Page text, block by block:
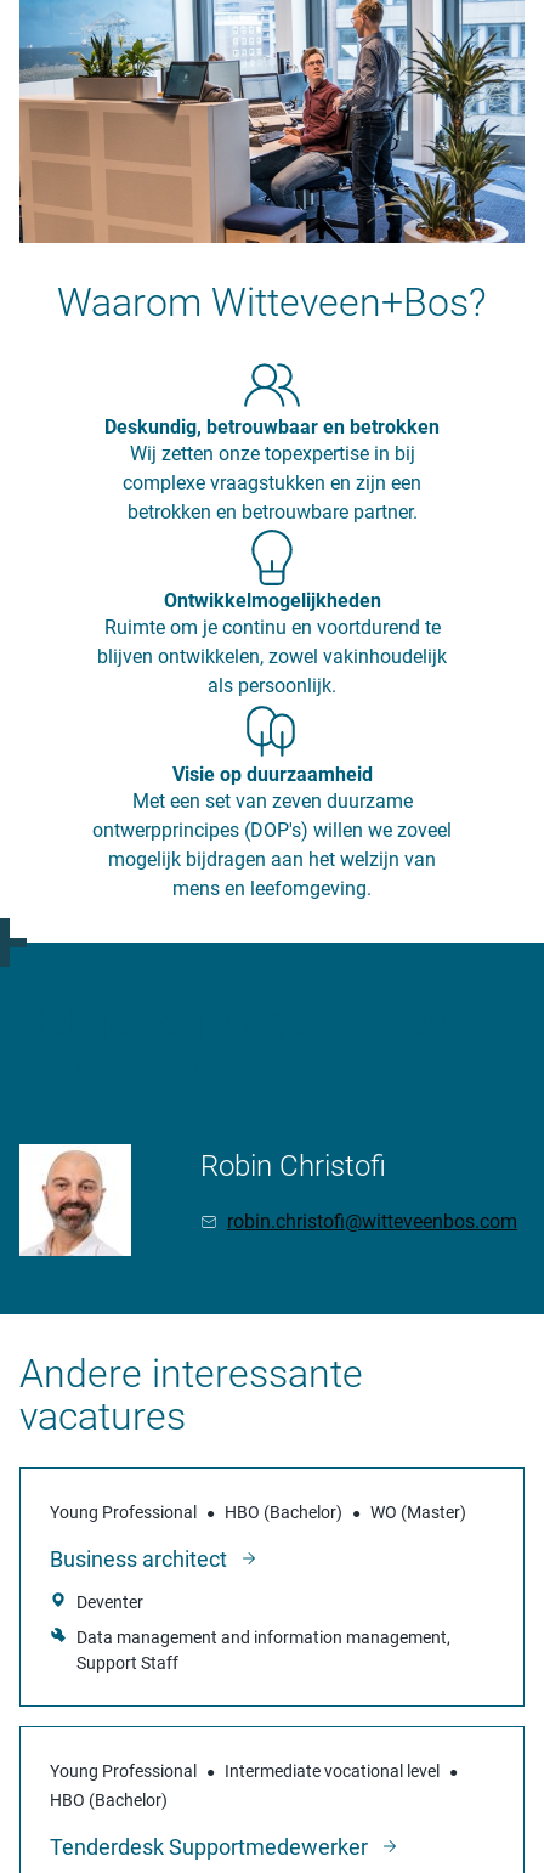
Waarom Witteveen+Bos?
Deskundig, betrouwbaar en betrokken
Wij zetten onze topexpertise in bij
complexe vraagstukken en zijn een
betrokken en betrouwbare partner.
Ontwikkelmogelijkheden
Ruimte om je continu en voortdurend te
blijven ontwikkelen, zowel vakinhoudelijk
als persoonlijk.
Visie op duurzaamheid
Met een set van zeven duurzame
ontwerpprincipes (DOP's) willen we zoveel
mogelijk bijdragen aan het welzijn van
mens en leefomgeving.
Robin Christofi
robin.christofi@witteveenbos.com
Andere interessante
vacatures
Young Professional HBO (Bachelor) WO (Master)
Business architect
Deventer
Data management and information management
Support Staff
Young Professional
Intermediate vocational level
HBO (Bachelor)
Tenderdesk Supportmedewerker